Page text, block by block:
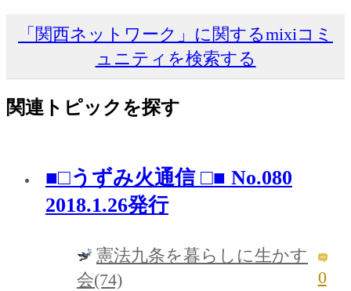
「関西ネットワーク」に関するmixiコミ
ュニティを検索する
関連トピックを探す
■□うずみ火通信 □■ No.080
2018.1.26発行
憲法九条を暮らしに生かす
会(74)
0